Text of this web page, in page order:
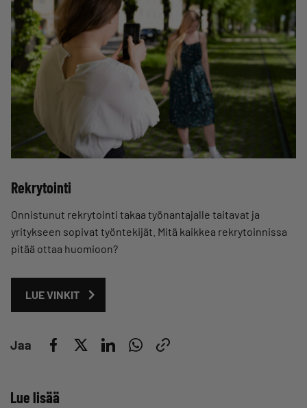
Rekrytointi
Onnistunut rekrytointi takaa työnantajalle taitavat ja
yritykseen sopivat työntekijät. Mitä kaikkea rekrytoinnissa
pitää ottaa huomioon?
LUE VINKIT
Jaa
Lue lisää